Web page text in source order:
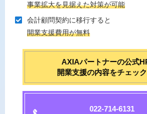
事業拡⼤を⾒据えた対策が可能
会計顧問契約に移⾏すると
開業⽀援費⽤が無料
AXIAパートナーの公式
開業支援の内容をチェッ
022-714-6131